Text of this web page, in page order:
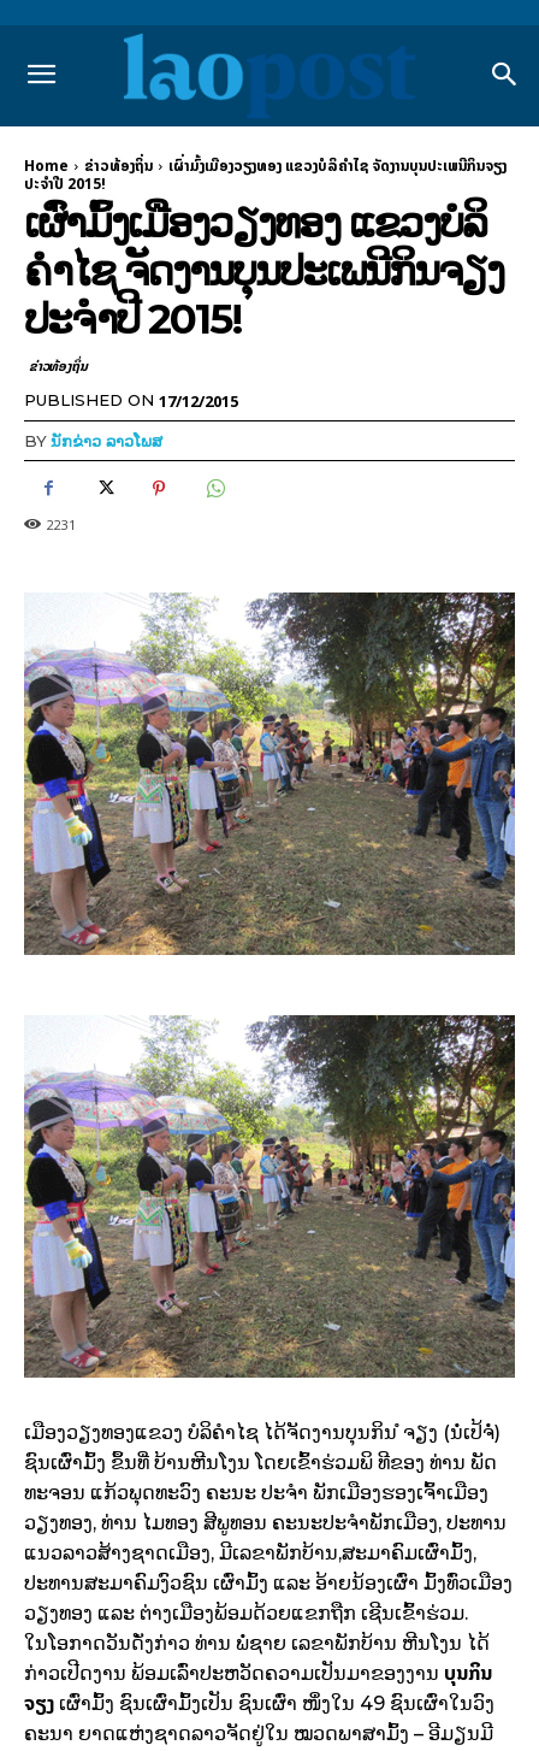
Home ຂ່າວທ້ອງຖິ່ນ
ເຜົ່າມົ້ງເມືອງວຽງທອງ ແຂວງບໍລິຄຳໄຊ ຈັດງານບຸນປະເພນີກິນຈຽງ
ປະຈຳປີ 2015!
ເຜົ່າມົ້ງເມືອງວຽງທອງ ແຂວງບໍລິ
ຄຳໄຊ ຈັດງານບຸນປະເພນີກິນຈຽງ
ປະຈຳປີ 2015!
ຂ່າວທ້ອງຖິ່ນ
PUBLISHED ON 17/12/2015
BYນັກຂ່າວ ລາວໂພສ
2231
ເມືອງວຽງທອງແຂວງ ບໍລິຄຳໄຊ ໄດ້ຈັດງານບຸນກິນ ໍຈຽງ (ນໍ່ເປ້ຈໍ່)
ຊົນເຜົ່າມົ້ງ ຂຶ້ນທີ່ ບ້ານຫີນໂງນ ໂດຍເຂົ້າຮ່ວມພິ ທີຂອງ ທ່ານ ພັດ
ທະຈອນ ແກ້ວພຸດທະວົງ ຄະນະ ປະຈຳ ພັກເມືອງຮອງເຈົ້າເມືອງ
ວຽງທອງ, ທ່ານ ໄມທອງ ສີພູທອນ ຄະນະປະຈຳພັກເມືອງ, ປະທານ
ແນວລາວສ້າງຊາດເມືອງ, ມີເລຂາພັກບ້ານ,ສະມາຄົມເຜົ່າມົ້ງ,
ປະທານສະມາຄົມງົວຊົນ ເຜົ່າມົ້ງ ແລະ ອ້າຍນ້ອງເຜົ່າ ມົ້ງທົ່ວເມືອງ
ວຽງທອງ ແລະ ຕ່າງເມືອງພ້ອມດ້ວຍແຂກຖືກ ເຊີນເຂົ້າຮ່ວມ.
ໃນໂອກາດວັນດັ່ງກ່າວ ທ່ານ ພໍ່ຊາຍ ເລຂາພັກບ້ານ ຫີນໂງນ ໄດ້
ກ່າວເປີດງານ ພ້ອມເລົ່າປະຫວັດຄວາມເປັນມາຂອງງານ ບຸນກິນ
ຈຽງ ເຜົ່າມົ້ງ ຊົນເຜົ່າມົ້ງເປັນ ຊົນເຜົ່າ ໜຶ່ງໃນ 49 ຊົນເຜົ່າໃນວົງ
ຄະນາ ຍາດແຫ່ງຊາດລາວຈັດຢູ່ໃນ ໝວດພາສາມົ້ງ – ອີມຽນມີ